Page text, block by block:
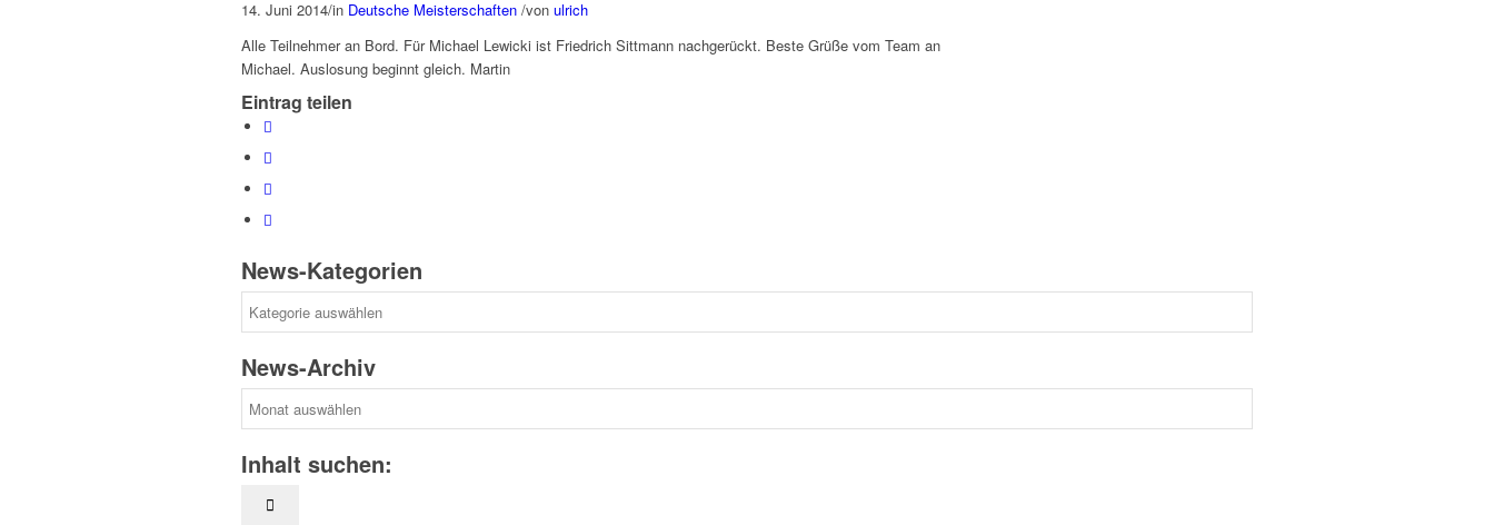
14. Juni 2014/in Deutsche Meisterschaften /von ulrich
Alle Teilnehmer an Bord. Für Michael Lewicki ist Friedrich Sittmann nachgerückt. Beste Grüße vom Team an
Michael. Auslosung beginnt gleich. Martin
Eintrag teilen
News-Kategorien
Kategorien
News-Archiv
Inhalt suchen: